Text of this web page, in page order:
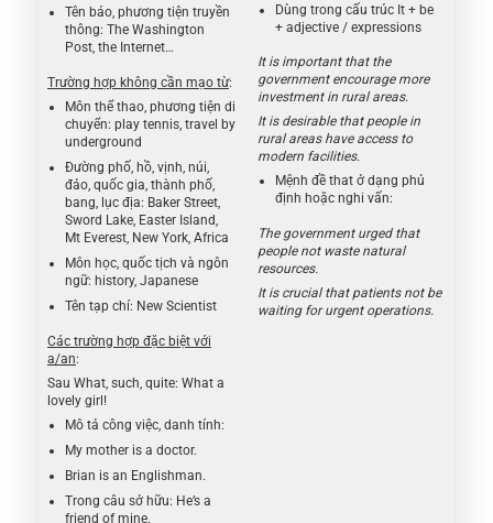
Tên báo, phương tiện truyền
thông: The Washington
Post, the Internet…
Trường hợp không cần mạo từ:
Môn thể thao, phương tiện di
chuyển: play tennis, travel by
underground
Đường phố, hồ, vịnh, núi,
đảo, quốc gia, thành phố,
bang, lục địa: Baker Street,
Sword Lake, Easter Island,
Mt Everest, New York, Africa
Môn học, quốc tịch và ngôn
ngữ: history, Japanese
Tên tạp chí: New Scientist
Các trường hợp đặc biệt với
a/an:
Sau What, such, quite: What a
lovely girl!
Mô tả công việc, danh tính:
My mother is a doctor.
Brian is an Englishman.
Trong câu sở hữu: He’s a
friend of mine.
Dùng trong cấu trúc It + be
+ adjective / expressions
It is important that the
government encourage more
investment in rural areas.
It is desirable that people in
rural areas have access to
modern facilities.
Mệnh đề that ở dạng phủ
định hoặc nghi vấn:
The government urged that
people not waste natural
resources.
It is crucial that patients not be
waiting for urgent operations.